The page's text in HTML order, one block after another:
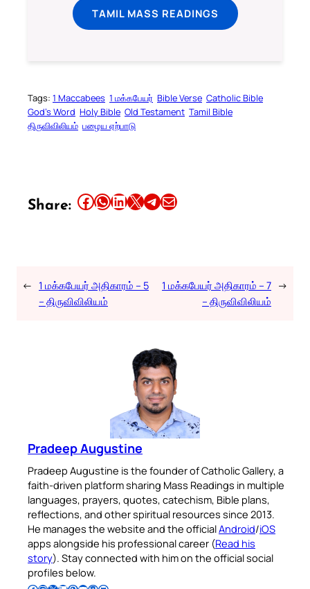
TAMIL MASS READINGS
Tags: 1 Maccabees 1 மக்கபேயர் Bible Verse Catholic Bible
God’s Word Holy Bible Old Testament Tamil Bible
திருவிவிலியம் பழைய ஏற்பாடு
Share: Share this article on Facebook Share this article on WhatsApp Share this article on LinkedIn Share this article on X Share this article on TelegramEmail this Article
← 1 மக்கபேயர் அதிகாரம் – 5
– திருவிவிலியம்
1 மக்கபேயர் அதிகாரம் – 7
– திருவிவிலியம்
→
Pradeep Augustine
Pradeep Augustine is the founder of Catholic Gallery, a
faith-driven platform sharing Mass Readings in multiple
languages, prayers, quotes, catechism, Bible plans,
reflections, and other spiritual resources since 2013.
He manages the website and the officialAndroid/iOS
apps alongside his professional career (Read his
story). Stay connected with him on the official social
profiles below.